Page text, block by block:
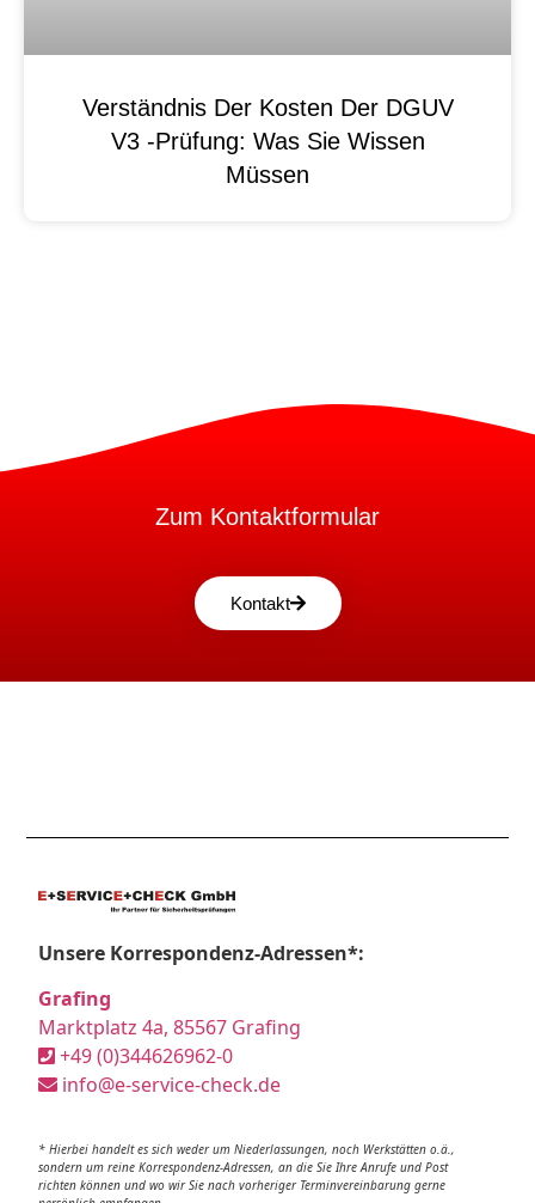
Verständnis Der Kosten Der DGUV
V3 -Prüfung: Was Sie Wissen
Müssen
Zum Kontaktformular
Kontakt
Unsere Korrespondenz-Adressen*:
Grafing
Marktplatz 4a, 85567 Grafing
+49 (0)344626962-0
info@e-service-check.de
* Hierbei handelt es sich weder um Niederlassungen, noch Werkstätten o.ä.,
sondern um reine Korrespondenz-Adressen, an die Sie Ihre Anrufe und Post
richten können und wo wir Sie nach vorheriger Terminvereinbarung gerne